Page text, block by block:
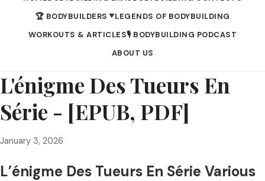
🏆 BODYBUILDERS ▼LEGENDS OF BODYBUILDING
WORKOUTS & ARTICLES🎙️ BODYBUILDING PODCAST
ABOUT US
L'énigme Des Tueurs En
Série - [EPUB, PDF]
January 3, 2026
L’énigme Des Tueurs En Série Various